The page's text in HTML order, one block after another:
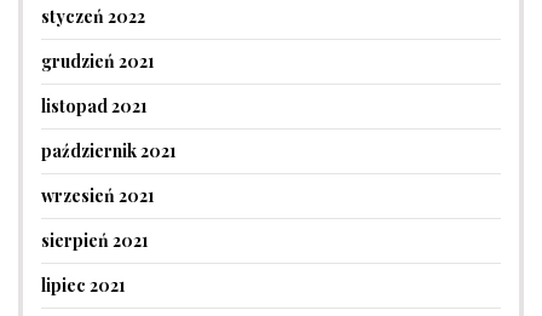
styczeń 2022
grudzień 2021
listopad 2021
październik 2021
wrzesień 2021
sierpień 2021
lipiec 2021